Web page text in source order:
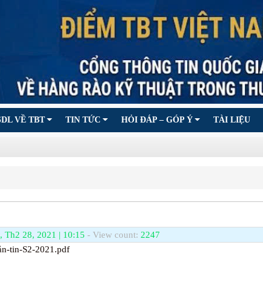
VỀ TBT TIN TỨC HỎI ĐÁP – GÓP Ý TÀI LIỆU
Th2 28, 2021 | 10:15 - View count: 2247
tin-S2-2021.pdf